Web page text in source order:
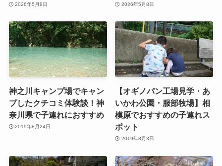
2026年5月8日 2026年5月8日
神之川キャンプ場でキャン
プしたクチコミ体験談！神
奈川県で子連れにおすすめ
2019年8月24日
【オギノパン工場見学・あ
いかわ公園・服部牧場】相
模原でおすすめの子連れス
ポット
2019年8月3日